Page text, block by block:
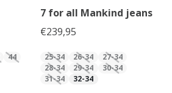
44
7 for all Mankind jeans
€239,95
25-34 26-34
27-34
28-34
29-34
30-34
31-34
32-34